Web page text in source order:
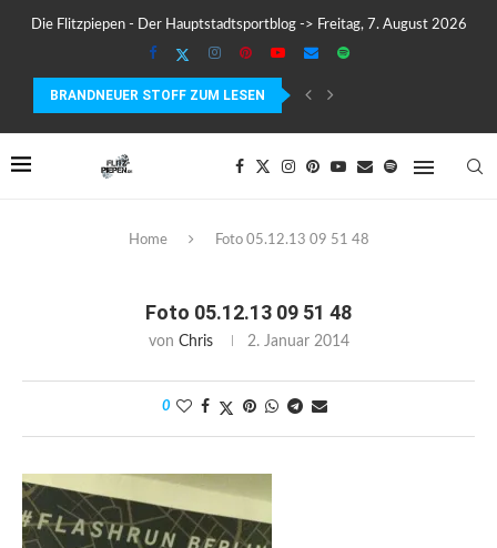
Die Flitzpiepen - Der Hauptstadtsportblog -> Freitag, 7. August 2026
BRANDNEUER STOFF ZUM LESEN
COROS PACE 4 IM TEST – LEICHT, SCHNELL...
Home Foto 05.12.13 09 51 48
Foto 05.12.13 09 51 48
von Chris 2. Januar 2014
0